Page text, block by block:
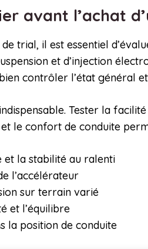
avant l’achat
trial, il est essentiel
et d’injection
contrôler l’état général et
indispensable. Tester la
le confort de conduite
et la stabilité au ralenti
l’accélérateur
sur terrain varié
et l’équilibre
la position de conduite